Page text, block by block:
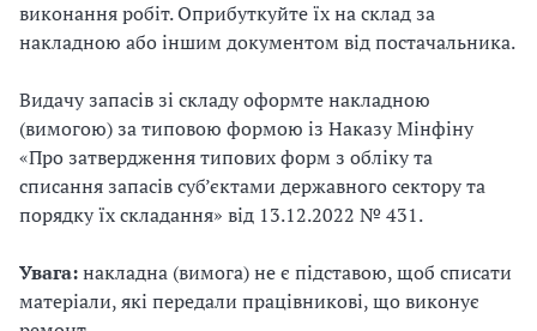
виконання робіт. Оприбуткуйте їх на склад за
накладною або іншим документом від постачальника.
Видачу запасів зі складу оформте накладною
(вимогою) за типовою формою із Наказу Мінфіну
«Про затвердження типових форм з обліку та
списання запасів суб’єктами державного сектору та
порядку їх складання» від 13.12.2022 № 431.
Увага:накладна (вимога) не є підставою, щоб списати
матеріали, які передали працівникові, що виконує